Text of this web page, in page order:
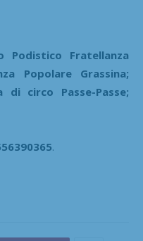
Podistico Fratellanza
Popolare Grassina;
circo Passe-Passe;
.